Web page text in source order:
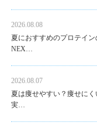
2026.08.08
夏におすすめのプロテイン
NEX…
2026.08.07
夏は痩せやすい？痩せに
実…